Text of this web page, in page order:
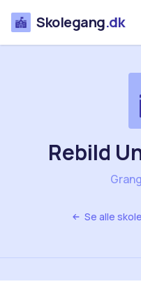
Skolegang.dk
Se alle
Rebild